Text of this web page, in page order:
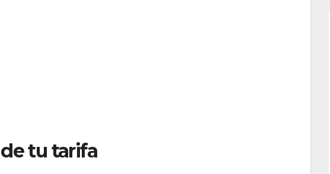
tu tarifa